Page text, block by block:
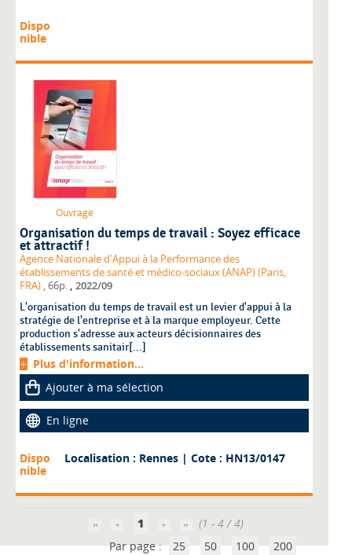
Dispo
nible
Ouvrage
Organisation du temps de travail : Soyez efficace
et attractif !
Agence Nationale d'Appui à la Performance des
établissements de santé et médico-sociaux (ANAP) (Paris,
FRA) , 66p. , 2022/09
L'organisation du temps de travail est un levier d'appui à la
stratégie de l'entreprise et à la marque employeur. Cette
production s'adresse aux acteurs décisionnaires des
établissements sanitair[...]
Plus d'information...
Ajouter à ma sélection
En ligne
Dispo
nible
Localisation : Rennes | Cote : HN13/0147
1
(1 - 4 / 4)
Par page : 25 50 100 200